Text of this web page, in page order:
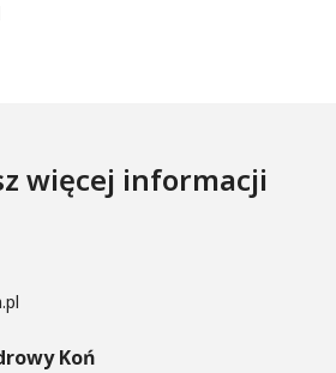
więcej informacji
Koń